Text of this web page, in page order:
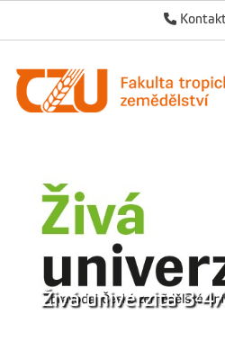
Živá univerzita 3-